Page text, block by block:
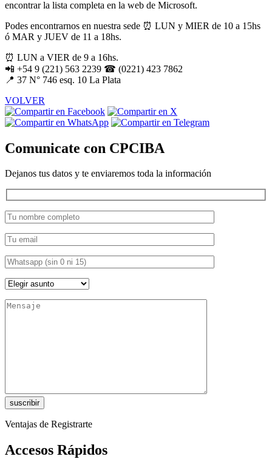
encontrar la lista completa en la web de Microsoft.
Podes encontrarnos en nuestra sede ⏰ LUN y MIER de 10 a 15hs
ó MAR y JUEV de 11 a 18hs.
⏰ LUN a VIER de 9 a 16hs.
📲 +54 9 (221) 563 2239 ☎ (0221) 423 7862
📍 37 N° 746 esq. 10 La Plata
VOLVER
Comunicate con CPCIBA
Dejanos tus datos y te enviaremos toda la información
Ventajas de Registrarte
Accesos Rápidos